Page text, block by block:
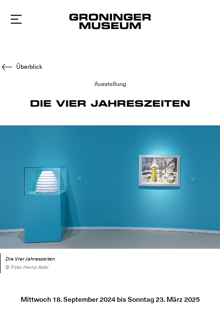
Zum
Hauptinhalt
Überblick
Ausstellung
DIE VIER JAHRESZEITEN
Die Vier Jahreszeiten
© Foto: Heinz Aebi
Mittwoch 18. September 2024 bisSonntag 23. März 2025